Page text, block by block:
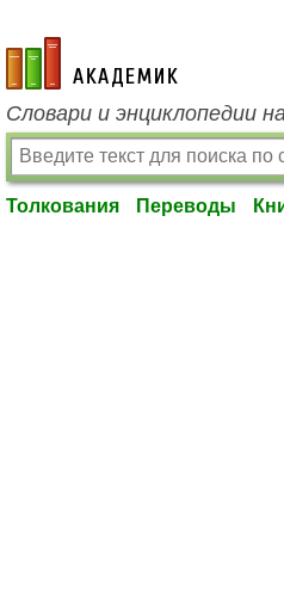
academic.ru
Словари и энциклопедии
Толкования Переводы